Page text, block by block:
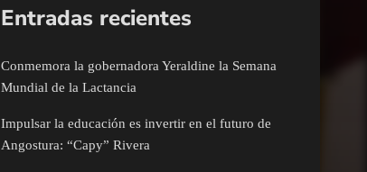
Entradas recientes
Conmemora la gobernadora Yeraldine la Semana
Mundial de la Lactancia
Impulsar la educación es invertir en el futuro de
Angostura: “Capy” Rivera